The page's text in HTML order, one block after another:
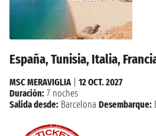
España, Tunisia, Italia,
MSC MERAVIGLIA| 12 OCT. 2027
Duración: 7 noches
Salida desde: Barcelona Desembarque: